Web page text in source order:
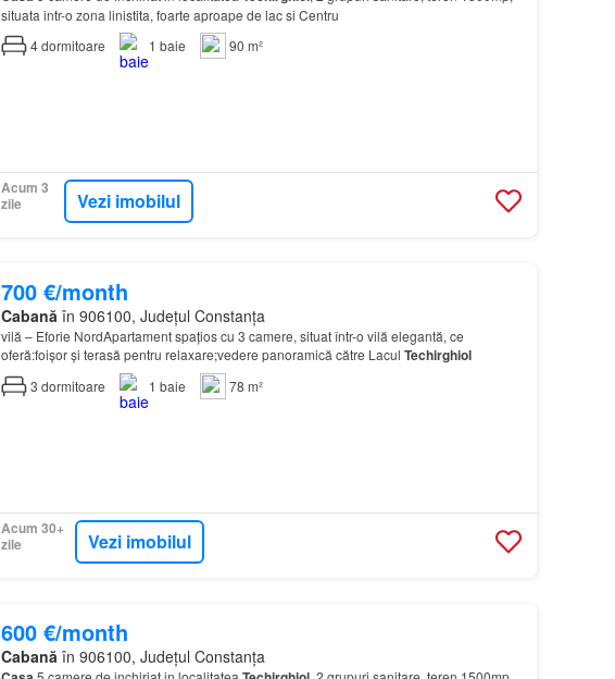
situata intr-o zona linistita, foarte aproape de lac si Centru
4dormitoare 1 baie 90 m²
Acum 3
zile
Vezi imobilul
700 €/month
Cabană în 906100, Județul Constanța
vilă – Eforie NordApartament spațios cu 3 camere, situat într-o vilă elegantă, ce
oferă:foișor și terasă pentru relaxare;vedere panoramică către Lacul Techirghiol
3 dormitoare 1 baie 78 m²
Acum 30+
zile
Vezi imobilul
600 €/month
Cabană în 906100, Județul Constanța